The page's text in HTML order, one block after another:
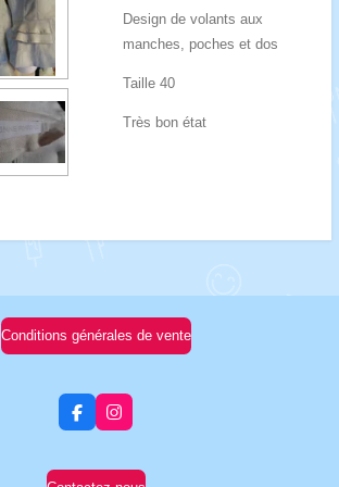
Design de volants aux
manches, poches et dos
Taille 40
Très bon état
Conditions générales de vente
F
a
e
b
I
n
t
a